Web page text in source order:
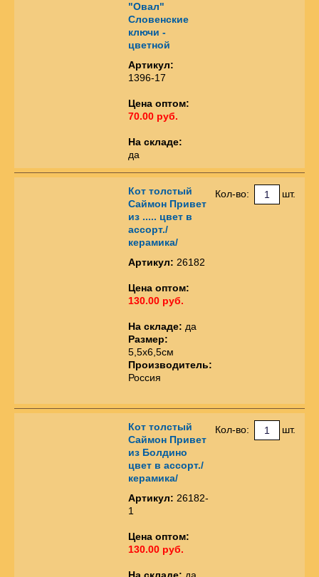
"Овал"
Словенские
ключи -
цветной
Артикул:
1396-17
Цена оптом:
70.00 руб.
На складе:
да
Кот толстый
Саймон Привет
из ..... цвет в
ассорт./
керамика/
Артикул: 26182
Цена оптом:
130.00 руб.
На складе: да
Размер:
5,5х6,5см
Производитель:
Россия
Кол-во: шт.
Кот толстый
Саймон Привет
из Болдино
цвет в ассорт./
керамика/
Артикул: 26182-
1
Цена оптом:
130.00 руб.
Кол-во: шт.